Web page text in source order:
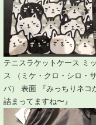
テニスラケットケース ミ
ス （ミケ・クロ・シロ・
バ） 表面 『みっちりネコ
詰まってますね〜』